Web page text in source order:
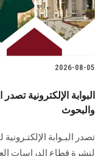
2026-08-05
والبحوث